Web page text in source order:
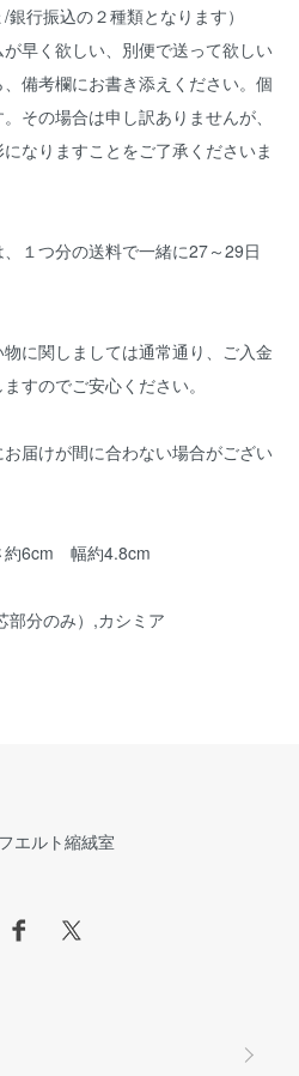
行振込の２種類となります）
早く欲しい、別便で送って欲しい
備考欄にお書き添えください。個
その場合は申し訳ありませんが、
なりますことをご了承くださいま
１つ分の送料で一緒に27～29日
に関しましては通常通り、ご入金
すのでご安心ください。
届けが間に合わない場合がござい
約6cm 幅約4.8cm
部分のみ）,カシミア
エルト縮絨室